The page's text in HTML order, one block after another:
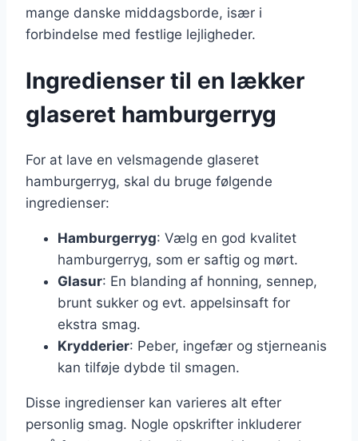
mange danske middagsborde, især i
forbindelse med festlige lejligheder.
Ingredienser til en lækker
glaseret hamburgerryg
For at lave en velsmagende glaseret
hamburgerryg, skal du bruge følgende
ingredienser:
Hamburgerryg: Vælg en god kvalitet
hamburgerryg, som er saftig og mørt.
Glasur: En blanding af honning, sennep,
brunt sukker og evt. appelsinsaft for
ekstra smag.
Krydderier: Peber, ingefær og stjerneanis
kan tilføje dybde til smagen.
Disse ingredienser kan varieres alt efter
personlig smag. Nogle opskrifter inkluderer